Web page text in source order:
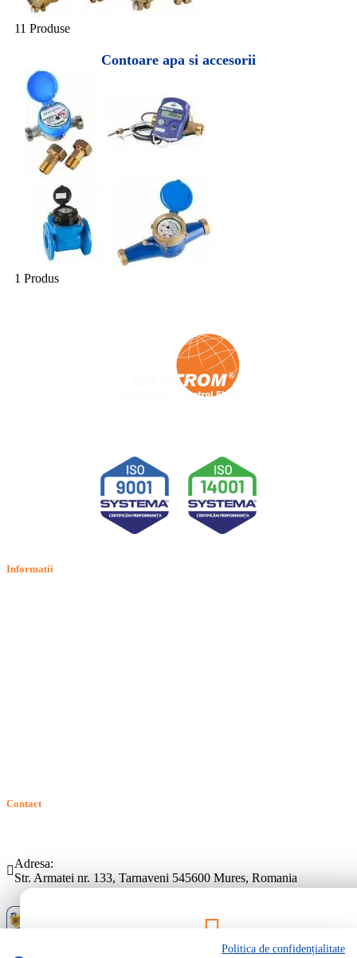
11 Produse
Contoare apa si accesorii
1 Produs
Informatii
Contact
Adresa:
Str. Armatei nr. 133, Tarnaveni 545600 Mures, Romania
Politica de confidențialitate